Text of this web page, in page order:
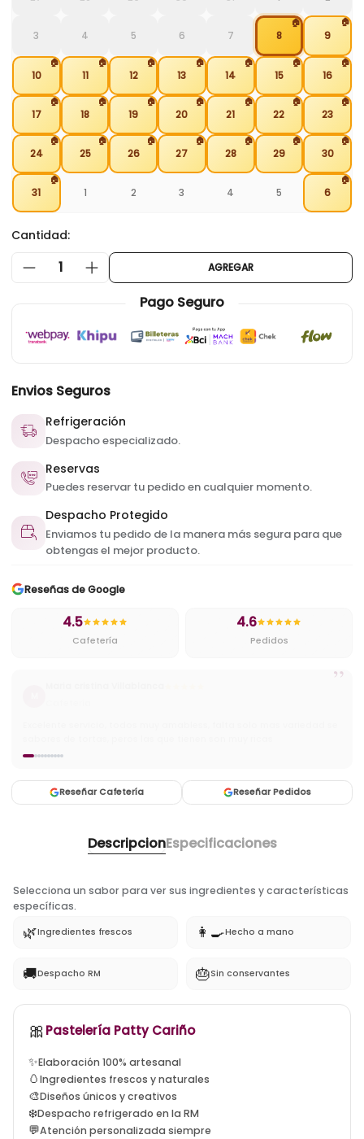
3 4 5 6 7 8
🏠
9
🏠
10
🏠
11
🏠
12
🏠
13
🏠
14
🏠
15
🏠
16
🏠
17
🏠
18
🏠
19
🏠
20
🏠
21
🏠
22
🏠
23
🏠
24
🏠
25
🏠
26
🏠
27
🏠
28
🏠
29
🏠
30
🏠
31
🏠
1 2 3 4 5 6
🏠
Cantidad:
1 AGREGAR
Pago Seguro
Envios Seguros
Refrigeración
Despacho especializado.
Reservas
Puedes reservar tu pedido en cualquier momento.
Despacho Protegido
Enviamos tu pedido de la manera más segura para que
obtengas el mejor producto.
Reseñas de Google
4.5
Cafetería
4.6
Pedidos
”
Reseñar Cafetería Reseñar Pedidos
DescripcionEspecificaciones
Selecciona un sabor para ver sus ingredientes y características
específicas.
🌿Ingredientes frescos 👩‍🍳Hecho a mano
🚚Despacho RM 🎂Sin conservantes
🎀 Pastelería Patty Cariño
✨Elaboración 100% artesanal
🥚Ingredientes frescos y naturales
🎨Diseños únicos y creativos
❄️Despacho refrigerado en la RM
💬Atención personalizada siempre
tortas artesanales santiago, tortas a domicilio la